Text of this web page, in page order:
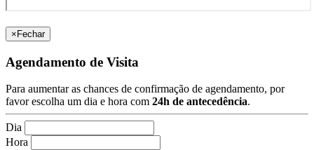
× Fechar
Agendamento de Visita
Para aumentar as chances de confirmação de agendamento, por
favor escolha um dia e hora com 24h de antecedência.
Dia
Hora